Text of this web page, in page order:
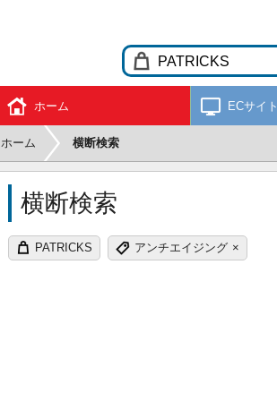
ホーム ECサイト
ホーム 横断検索
横断検索
PATRICKS アンチエイジング ×